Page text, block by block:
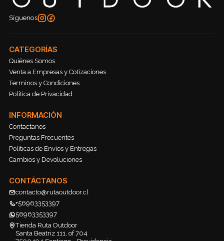
Síguenos
CATEGORÍAS
Quiénes Somos
Venta a Empresas y Cotizaciones
Terminos y Condiciones
Política de Privacidad
INFORMACIÓN
Contactanos
Preguntas Frecuentes
Políticas de Envíos y Entregas
Cambios y Devoluciones
CONTÁCTANOS
contacto@rutaoutdoor.cl
+56963353397
56963353397
Tienda Ruta Outdoor
Santa Beatriz 111, of 704